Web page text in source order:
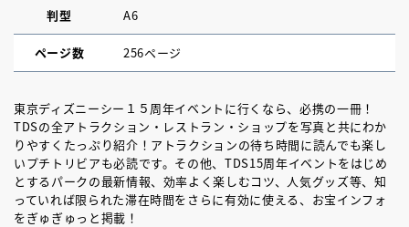
判型 A6
ページ数 256ページ
東京ディズニーシー１５周年イベントに行くなら、必携の一冊！
TDSの全アトラクション・レストラン・ショップを写真と共にわか
りやすくたっぷり紹介！アトラクションの待ち時間に読んでも楽し
いプチトリビアも必読です。その他、TDS15周年イベントをはじめ
とするパークの最新情報、効率よく楽しむコツ、人気グッズ等、知
っていれば限られた滞在時間をさらに有効に使える、お宝インフォ
をぎゅぎゅっと掲載！